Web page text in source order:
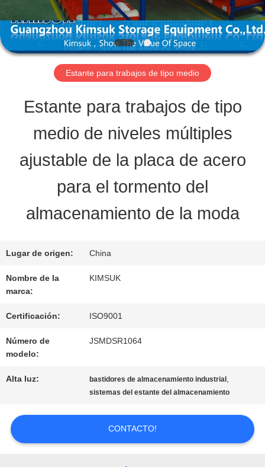
QUALITY
CONTROL
CONTACT
REQUEST
A QUOTE
DEL
SITIO
PRIVACY
Estante para trabajos de tipo medio
Estante para trabajos de tipo
medio de niveles múltiples
ajustable de la placa de acero
para el tormento del
almacenamiento de la moda
Lugar de origen: China
Nombre de la
marca:
KIMSUK
Certificación: ISO9001
Número de
modelo:
JSMDSR1064
Alta luz: bastidores de almacenamiento industrial ,
sistemas del estante del almacenamiento
CONTACTO!